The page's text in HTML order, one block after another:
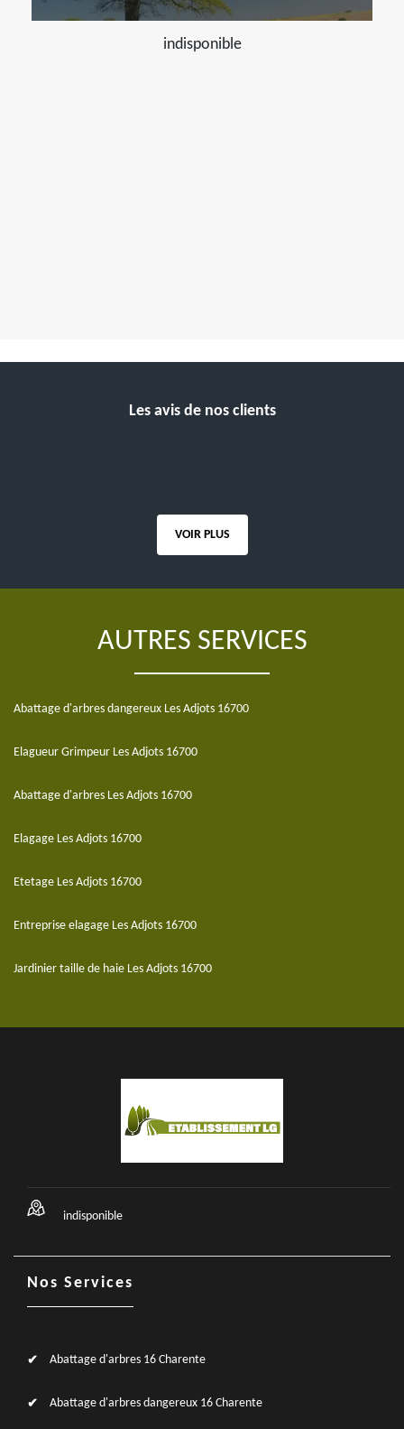
indisponible
Les avis de nos clients
VOIR PLUS
AUTRES SERVICES
Abattage d'arbres dangereux Les Adjots 16700
Elagueur Grimpeur Les Adjots 16700
Abattage d'arbres Les Adjots 16700
Elagage Les Adjots 16700
Etetage Les Adjots 16700
Entreprise elagage Les Adjots 16700
Jardinier taille de haie Les Adjots 16700
indisponible
Nos Services
Abattage d'arbres 16 Charente
Abattage d'arbres dangereux 16 Charente